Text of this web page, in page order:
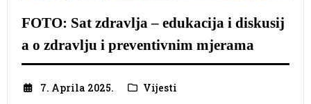
FOTO: Sat zdravlja – edukacija i diskusij
a o zdravlju i preventivnim mjerama
7. Aprila 2025. Vijesti